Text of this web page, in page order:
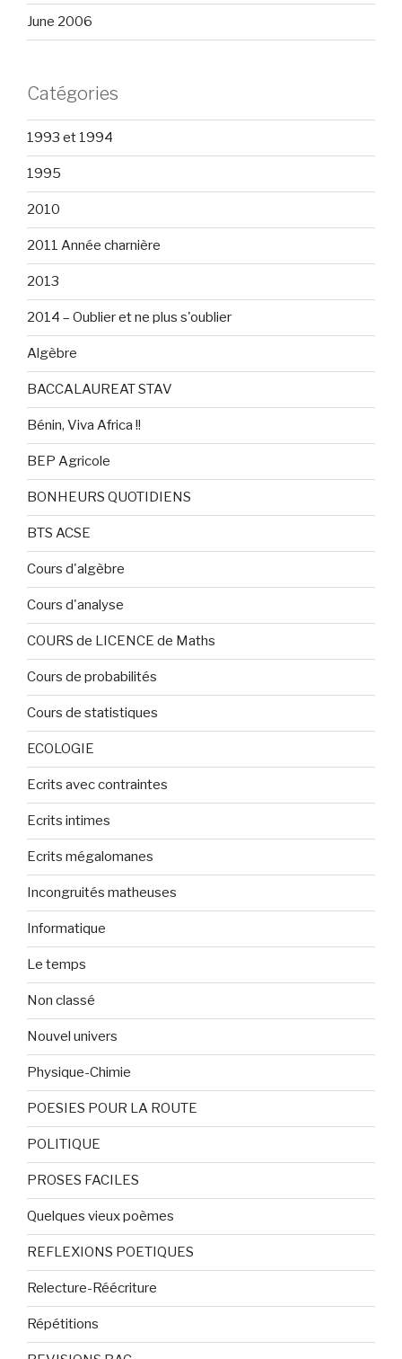
June 2006
Catégories
1993 et 1994
1995
2010
2011 Année charnière
2013
2014 – Oublier et ne plus s'oublier
Algèbre
BACCALAUREAT STAV
Bénin, Viva Africa !!
BEP Agricole
BONHEURS QUOTIDIENS
BTS ACSE
Cours d'algèbre
Cours d'analyse
COURS de LICENCE de Maths
Cours de probabilités
Cours de statistiques
ECOLOGIE
Ecrits avec contraintes
Ecrits intimes
Ecrits mégalomanes
Incongruités matheuses
Informatique
Le temps
Non classé
Nouvel univers
Physique-Chimie
POESIES POUR LA ROUTE
POLITIQUE
PROSES FACILES
Quelques vieux poèmes
REFLEXIONS POETIQUES
Relecture-Réécriture
Répétitions